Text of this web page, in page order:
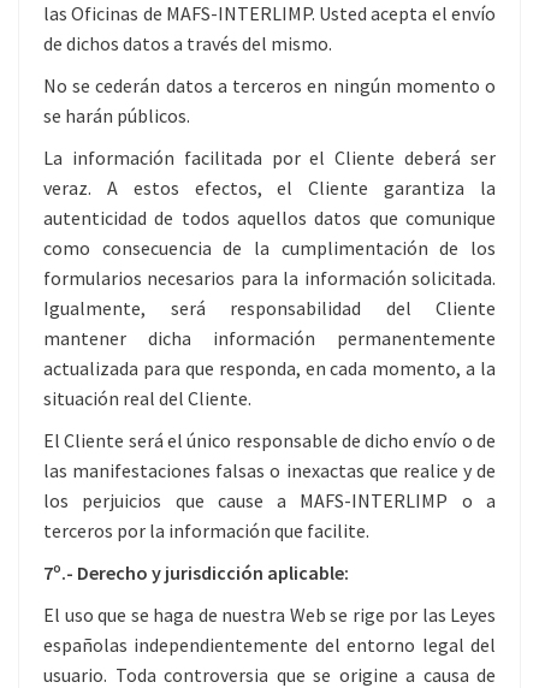
las Oficinas de MAFS-INTERLIMP. Usted acepta el envío
de dichos datos a través del mismo.
No se cederán datos a terceros en ningún momento o
se harán públicos.
La información facilitada por el Cliente deberá ser
veraz. A estos efectos, el Cliente garantiza la
autenticidad de todos aquellos datos que comunique
como consecuencia de la cumplimentación de los
formularios necesarios para la información solicitada.
Igualmente, será responsabilidad del Cliente
mantener dicha información permanentemente
actualizada para que responda, en cada momento, a la
situación real del Cliente.
El Cliente será el único responsable de dicho envío o de
las manifestaciones falsas o inexactas que realice y de
los perjuicios que cause a MAFS-INTERLIMP o a
terceros por la información que facilite.
7º.- Derecho y jurisdicción aplicable:
El uso que se haga de nuestra Web se rige por las Leyes
españolas independientemente del entorno legal del
usuario. Toda controversia que se origine a causa de